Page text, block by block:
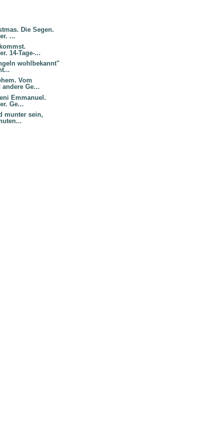
Die Segen.
...
14-Tage-...
wohlbekannt"
Vom
Ge...
Emmanuel.
Ge...
munter sein,